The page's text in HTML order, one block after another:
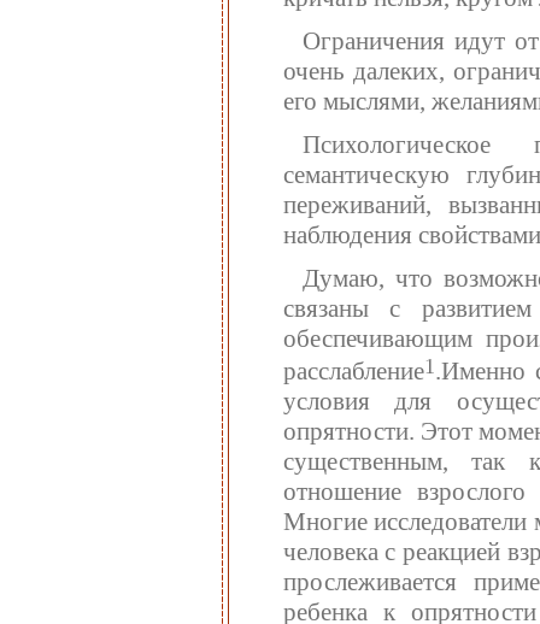
Ограничения идут
очень далеких,
его мыслями,
Психологическое
семантическую
переживаний,
наблюдения
Думаю, что
связаны с
обеспечивающим
расслабление1.Именно
условия для
опрятности. Этот
существенным, так
отношение
Многие исследователи
человека с реакцией
прослеживается
ребенка к